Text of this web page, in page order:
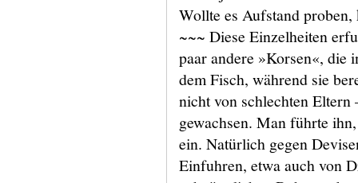
Wollte es Aufstand proben,
~~~ Diese Einzelheiten
paar andere »Korsen«, die
dem Fisch, während sie
nicht von schlechten
gewachsen. Man führte
ein. Natürlich gegen
Einfuhren, etwa auch von